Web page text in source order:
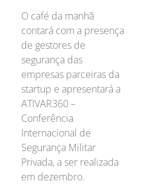
O café da manhã
contará com a presença
de gestores de
segurança das
empresas parceiras da
startup e apresentará a
ATIVAR360 –
Conferência
Internacional de
Segurança Militar
Privada, a ser realizada
em dezembro.